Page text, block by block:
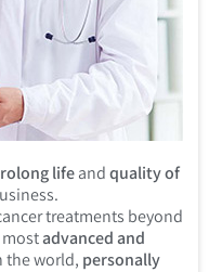
lifeandquality of
treatments beyond
advanced and
the world, personally